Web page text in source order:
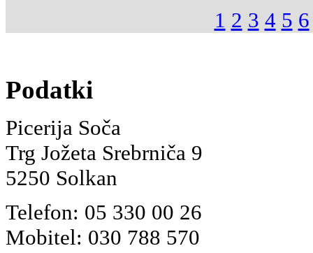
1 2 3 4 5 6
Podatki
Picerija Soča
Trg Jožeta Srebrniča 9
5250 Solkan
Telefon: 05 330 00 26
Mobitel: 030 788 570